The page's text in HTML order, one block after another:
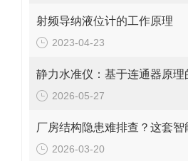
射频导纳液位计的工作原理
2023-04-23
2026-05-27
2026-03-20